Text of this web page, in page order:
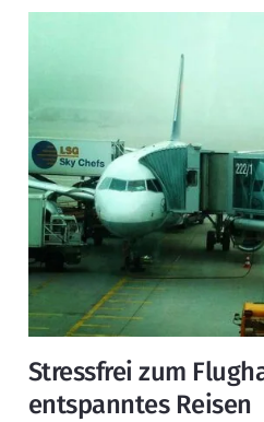
Stressfrei zum
entspanntes Reisen